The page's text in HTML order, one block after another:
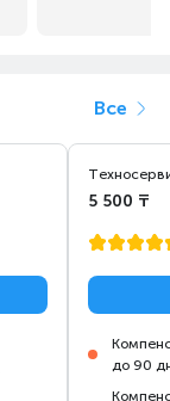
Все
5 500 ₸
до 90